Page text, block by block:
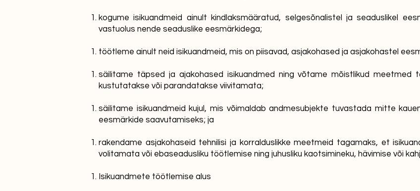
kogume isikuandmeid ainult kindlaksmääratud, selgesõnalistel ja seaduslikel
vastuolus nende seaduslike eesmärkidega;
töötleme ainult neid isikuandmeid, mis on piisavad, asjakohased ja asjakohastel
säilitame täpsed ja ajakohased isikuandmed ning võtame mõistlikud meetmed
kustutatakse või parandatakse viivitamata;
säilitame isikuandmeid kujul, mis võimaldab andmesubjekte tuvastada mitte
eesmärkide saavutamiseks; ja
rakendame asjakohaseid tehnilisi ja korralduslikke meetmeid tagamaks, et
volitamata või ebaseadusliku töötlemise ning juhusliku kaotsimineku, hävimise või
Isikuandmete töötlemise alus